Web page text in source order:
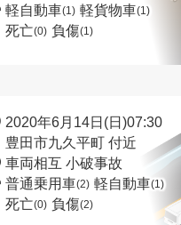
軽自動車(1) 軽貨物車(1)
死亡(0) 負傷(1)
2020年6月14日(日)07:30
豊田市九久平町 付近
車両相互 小破事故
普通乗用車(2) 軽自動車(1)
死亡(0) 負傷(2)